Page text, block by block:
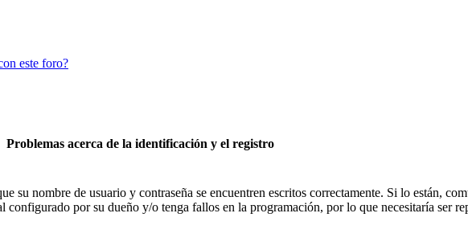
este foro?
Problemas acerca de la identificación y el registro
su nombre de usuario y contraseña se encuentren escritos correctamente. Si lo están,
por su dueño y/o tenga fallos en la programación, por lo que necesitaría ser